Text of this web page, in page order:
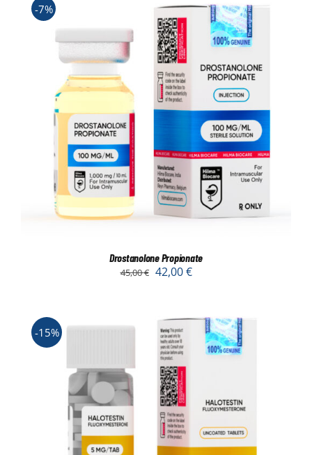
-7%
Drostanolone Propionate
45,00€ 42,00€
-15%